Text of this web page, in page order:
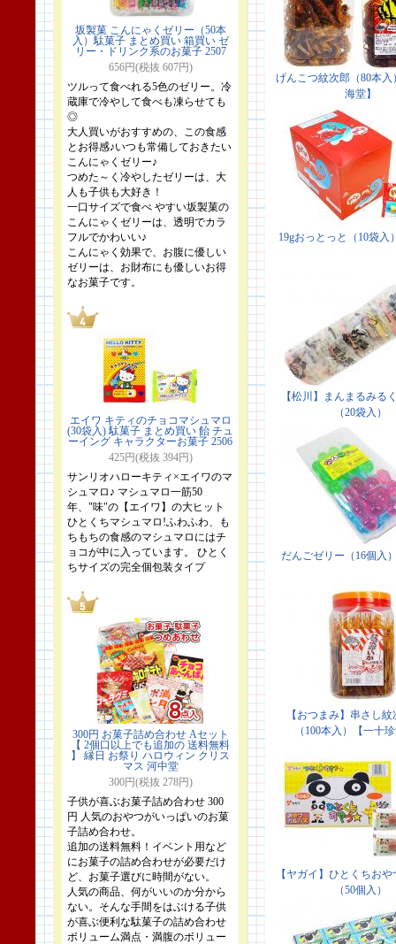
坂製菓 こんにゃくゼリー（50本
入）駄菓子 まとめ買い 箱買い ゼ
リー・ドリンク系のお菓子 2507
656円(税抜 607円)
ツルって食べれる5色のゼリー。冷
蔵庫で冷やして食べも凍らせても
◎
大人買いがおすすめの、この食感
とお得感♪いつも常備しておきたい
こんにゃくゼリー♪
つめた～く冷やしたゼリーは、大
人も子供も大好き！
一口サイズで食べ やすい坂製菓の
こんにゃくゼリーは、透明でカラ
フルでかわいい♪
こんにゃく効果で、お腹に優しい
ゼリーは、お財布にも優しいお得
なお菓子です。
エイワ キティのチョコマシュマロ
(30袋入) 駄菓子 まとめ買い 飴 チュ
ーイング キャラクターお菓子 2506
425円(税抜 394円)
サンリオハローキティ×エイワのマ
シュマロ♪ マシュマロ一筋50
年、"味"の【エイワ】の大ヒット
ひとくちマシュマロ!ふわふわ、も
ちもちの食感のマシュマロにはチ
ョコが中に入っています。 ひとく
ちサイズの完全個包装タイプ
300円 お菓子詰め合わせ Aセット
【 2個口以上でも追加の 送料無料
】 縁日 お祭り ハロウィン クリス
マス 河中堂
300円(税抜 278円)
子供が喜ぶお菓子詰め合わせ 300
円 人気のおやつがいっぱいのお菓
子詰め合わせ。
追加の送料無料！イベント用など
にお菓子の詰め合わせが必要だけ
ど、お菓子選びに時間がない。
人気の商品、何がいいのか分から
ない。そんな手間をはぶける子供
が喜ぶ便利な駄菓子の詰め合わせ
ボリューム満点・満腹のボリュー